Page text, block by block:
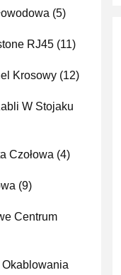
(5)
RJ45 (11)
Krosowy (12)
W Stojaku
Czołowa (4)
(9)
Centrum